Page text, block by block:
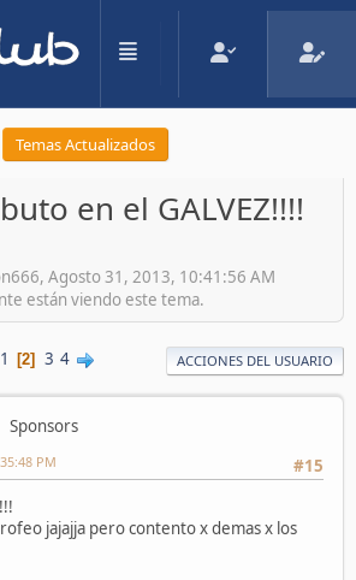
Temas Actualizados
en el GALVEZ!!!!
Agosto 31, 2013, 10:41:56 AM
están viendo este tema.
1 2 3 4 ACCIONES DEL USUARIO
Sponsors
#15
PM
jajajja pero contento x demas x los